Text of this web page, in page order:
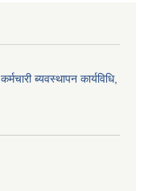
ब्यवस्थापन कार्यविधि,